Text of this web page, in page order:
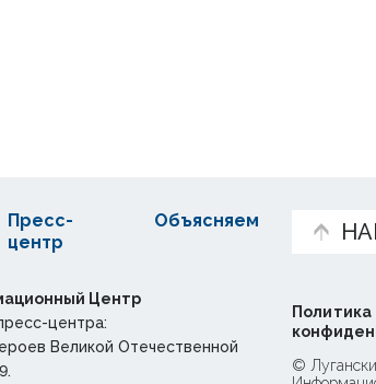
Пресс-
центр
Объясняем
Политика
Центр
центра:
Великой Отечественной
©